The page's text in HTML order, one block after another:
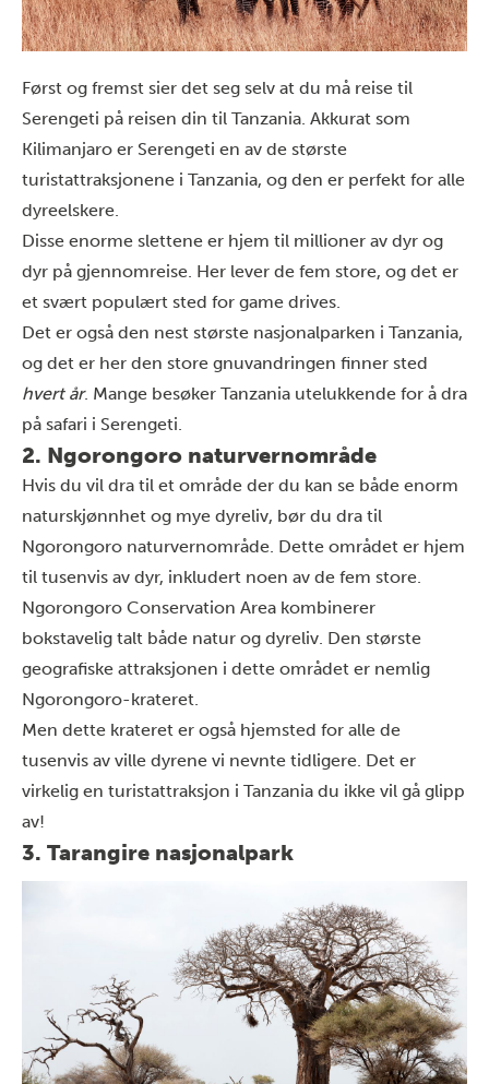
Først og fremst sier det seg selv at du må reise til
Serengeti på reisen din til Tanzania. Akkurat som
Kilimanjaro er Serengeti en av de største
turistattraksjonene i Tanzania, og den er perfekt for alle
dyreelskere.
Disse enorme slettene er hjem til millioner av dyr og
dyr på gjennomreise. Her lever de fem store, og det er
et svært populært sted for game drives.
Det er også den nest største nasjonalparken i Tanzania,
og det er her den store gnuvandringen finner sted
hvert år. Mange besøker Tanzania utelukkende for å dra
på safari i Serengeti.
2. Ngorongoro naturvernområde
Hvis du vil dra til et område der du kan se både enorm
naturskjønnhet og mye dyreliv, bør du dra til
Ngorongoro naturvernområde. Dette området er hjem
til tusenvis av dyr, inkludert noen av de fem store.
Ngorongoro Conservation Area kombinerer
bokstavelig talt både natur og dyreliv. Den største
geografiske attraksjonen i dette området er nemlig
Ngorongoro-krateret.
Men dette krateret er også hjemsted for alle de
tusenvis av ville dyrene vi nevnte tidligere. Det er
virkelig en turistattraksjon i Tanzania du ikke vil gå glipp
av!
3. Tarangire nasjonalpark